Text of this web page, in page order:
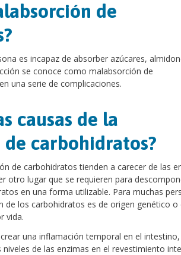
de
es incapaz de absorber azúcares,
se conoce como malabsorción de
una serie de complicaciones.
causas de la
carbohidratos?
de carbohidratos tienden a carecer de las
otro lugar que se requieren para
en una forma utilizable. Para muchas
de los carbohidratos es de origen genético o
vida.
una inflamación temporal en el
de las enzimas en el revestimiento